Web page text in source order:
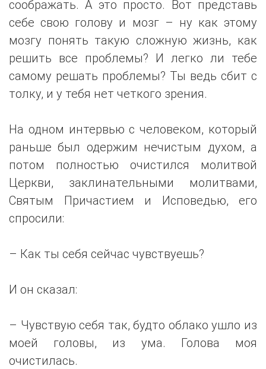
соображать. А это просто. Вот представь
себе свою голову и мозг – ну как этому
мозгу понять такую сложную жизнь, как
решить все проблемы? И легко ли тебе
самому решать проблемы? Ты ведь сбит с
толку, и у тебя нет четкого зрения.
На одном интервью с человеком, который
раньше был одержим нечистым духом, а
потом полностью очистился молитвой
Церкви, заклинательными молитвами,
Святым Причастием и Исповедью, его
спросили:
– Как ты себя сейчас чувствуешь?
И он сказал:
– Чувствую себя так, будто облако ушло из
моей головы, из ума. Голова моя
очистилась.